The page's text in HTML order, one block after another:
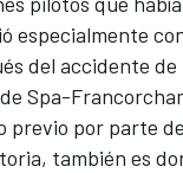
especialmente
del accidente
Spa-
previo por parte de
también es